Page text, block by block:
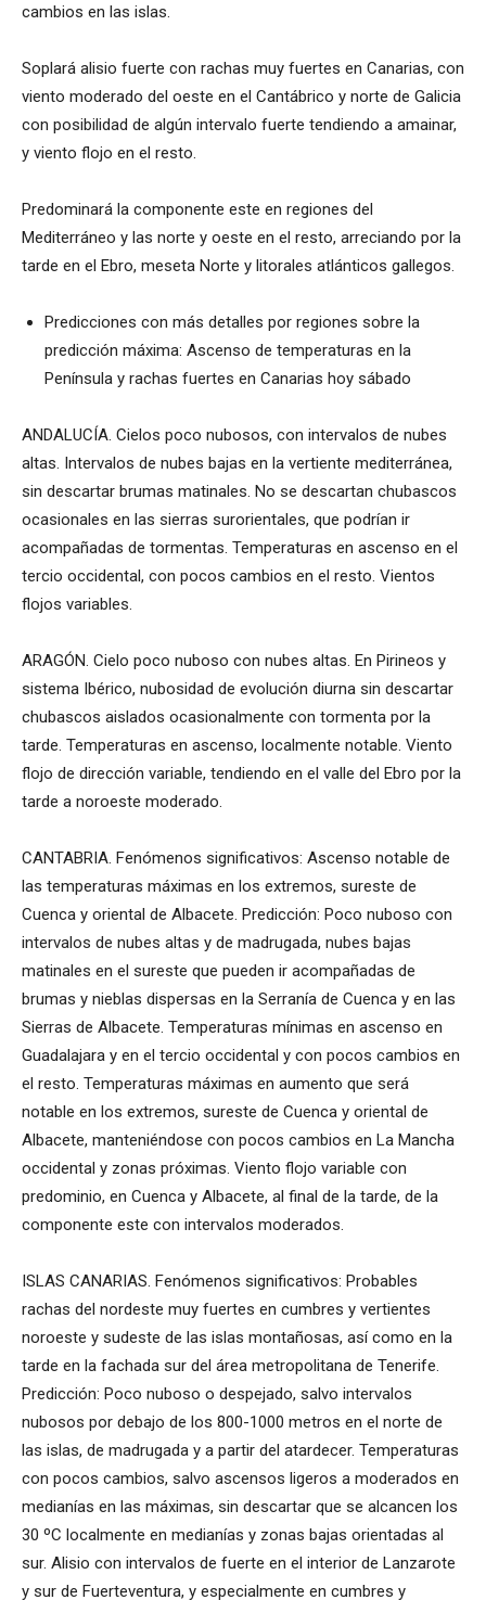
cambios en las islas.
Soplará alisio fuerte con rachas muy fuertes en Canarias, con
viento moderado del oeste en el Cantábrico y norte de Galicia
con posibilidad de algún intervalo fuerte tendiendo a amainar,
y viento flojo en el resto.
Predominará la componente este en regiones del
Mediterráneo y las norte y oeste en el resto, arreciando por la
tarde en el Ebro, meseta Norte y litorales atlánticos gallegos.
Predicciones con más detalles por regiones sobre la
predicción máxima: Ascenso de temperaturas en la
Península y rachas fuertes en Canarias hoy sábado
ANDALUCÍA. Cielos poco nubosos, con intervalos de nubes
altas. Intervalos de nubes bajas en la vertiente mediterránea,
sin descartar brumas matinales. No se descartan chubascos
ocasionales en las sierras surorientales, que podrían ir
acompañadas de tormentas. Temperaturas en ascenso en el
tercio occidental, con pocos cambios en el resto. Vientos
flojos variables.
ARAGÓN. Cielo poco nuboso con nubes altas. En Pirineos y
sistema Ibérico, nubosidad de evolución diurna sin descartar
chubascos aislados ocasionalmente con tormenta por la
tarde. Temperaturas en ascenso, localmente notable. Viento
flojo de dirección variable, tendiendo en el valle del Ebro por la
tarde a noroeste moderado.
CANTABRIA. Fenómenos significativos: Ascenso notable de
las temperaturas máximas en los extremos, sureste de
Cuenca y oriental de Albacete. Predicción: Poco nuboso con
intervalos de nubes altas y de madrugada, nubes bajas
matinales en el sureste que pueden ir acompañadas de
brumas y nieblas dispersas en la Serranía de Cuenca y en las
Sierras de Albacete. Temperaturas mínimas en ascenso en
Guadalajara y en el tercio occidental y con pocos cambios en
el resto. Temperaturas máximas en aumento que será
notable en los extremos, sureste de Cuenca y oriental de
Albacete, manteniéndose con pocos cambios en La Mancha
occidental y zonas próximas. Viento flojo variable con
predominio, en Cuenca y Albacete, al final de la tarde, de la
componente este con intervalos moderados.
ISLAS CANARIAS. Fenómenos significativos: Probables
rachas del nordeste muy fuertes en cumbres y vertientes
noroeste y sudeste de las islas montañosas, así como en la
tarde en la fachada sur del área metropolitana de Tenerife.
Predicción: Poco nuboso o despejado, salvo intervalos
nubosos por debajo de los 800-1000 metros en el norte de
las islas, de madrugada y a partir del atardecer. Temperaturas
con pocos cambios, salvo ascensos ligeros a moderados en
medianías en las máximas, sin descartar que se alcancen los
30 ºC localmente en medianías y zonas bajas orientadas al
sur. Alisio con intervalos de fuerte en el interior de Lanzarote
y sur de Fuerteventura, y especialmente en cumbres y